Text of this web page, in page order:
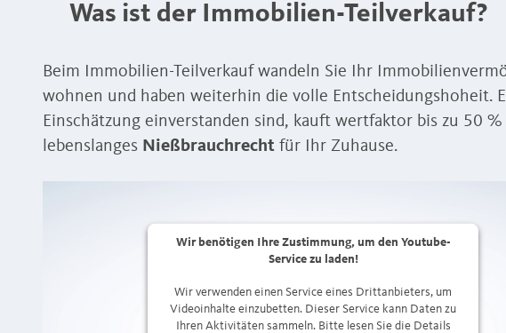
Was ist der Immobilien-Teilverkauf?
Beim Immobilien-Teilverkauf wandeln Sie Ihr
wohnen und haben weiterhin die volle
Einschätzung einverstanden sind, kauft wertfaktor bis zu 50
lebenslanges Nießbrauchrecht für Ihr Zuhause.
Wir benötigen Ihre Zustimmung, um den Youtube-
Service zu laden!
Wir verwenden einen Service eines Drittanbieters, um
Videoinhalte einzubetten. Dieser Service kann Daten zu
Ihren Aktivitäten sammeln. Bitte lesen Sie die Details